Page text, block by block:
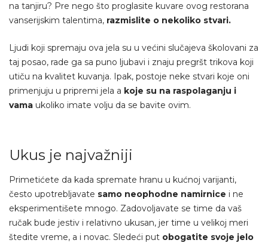
na tanjiru? Pre nego što proglasite kuvare ovog restorana
vanserijskim talentima, razmislite o nekoliko stvari.
Ljudi koji spremaju ova jela su u većini slučajeva školovani za
taj posao, rade ga sa puno ljubavi i znaju pregršt trikova koji
utiču na kvalitet kuvanja. Ipak, postoje neke stvari koje oni
primenjuju u pripremi jela a koje su na raspolaganju i
vama ukoliko imate volju da se bavite ovim.
Ukus je najvažniji
Primetićete da kada spremate hranu u kućnoj varijanti,
često upotrebljavate samo neophodne namirnice i ne
eksperimentišete mnogo. Zadovoljavate se time da vaš
ručak bude jestiv i relativno ukusan, jer time u velikoj meri
štedite vreme, a i novac. Sledeći put obogatite svoje jelo